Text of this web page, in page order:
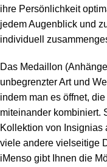
ihre Persönlichkeit
jedem Augenblick und
individuell
Das Medaillon
unbegrenzter Art und
indem man es öffnet,
miteinander kombiniert.
Kollektion von Insignias
viele andere vielseitige
iMenso gibt Ihnen die